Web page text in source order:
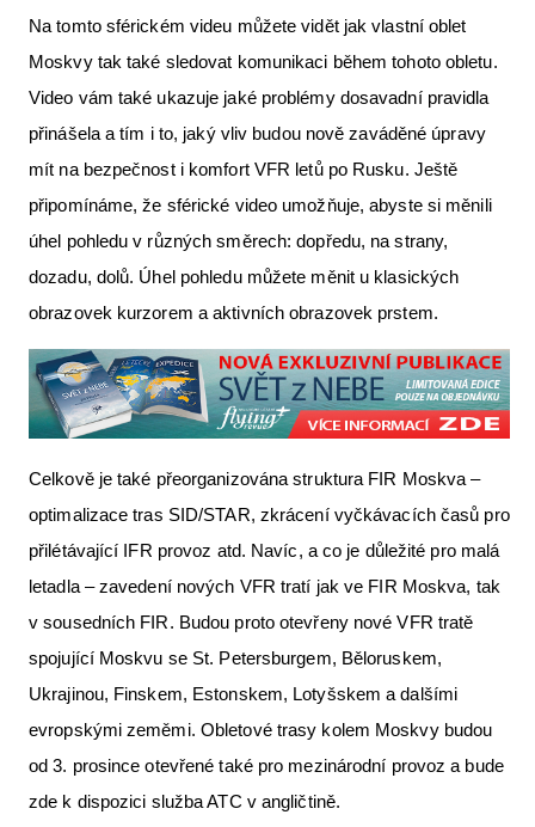
Na tomto sférickém videu můžete vidět jak vlastní oblet
Moskvy tak také sledovat komunikaci během tohoto obletu.
Video vám také ukazuje jaké problémy dosavadní pravidla
přinášela a tím i to, jaký vliv budou nově zaváděné úpravy
mít na bezpečnost i komfort VFR letů po Rusku. Ještě
připomínáme, že sférické video umožňuje, abyste si měnili
úhel pohledu v různých směrech: dopředu, na strany,
dozadu, dolů. Úhel pohledu můžete měnit u klasických
obrazovek kurzorem a aktivních obrazovek prstem.
Celkově je také přeorganizována struktura FIR Moskva –
optimalizace tras SID/STAR, zkrácení vyčkávacích časů pro
přilétávající IFR provoz atd. Navíc, a co je důležité pro malá
letadla – zavedení nových VFR tratí jak ve FIR Moskva, tak
v sousedních FIR. Budou proto otevřeny nové VFR tratě
spojující Moskvu se St. Petersburgem, Běloruskem,
Ukrajinou, Finskem, Estonskem, Lotyšskem a dalšími
evropskými zeměmi. Obletové trasy kolem Moskvy budou
od 3. prosince otevřené také pro mezinárodní provoz a bude
zde k dispozici služba ATC v angličtině.